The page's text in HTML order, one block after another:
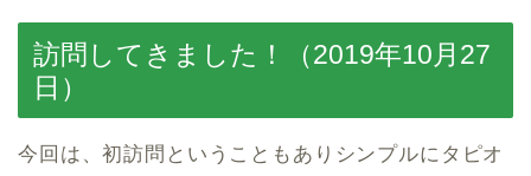
訪問してきました！（2019年10月27
日）
今回は、初訪問ということもありシンプルにタピオ